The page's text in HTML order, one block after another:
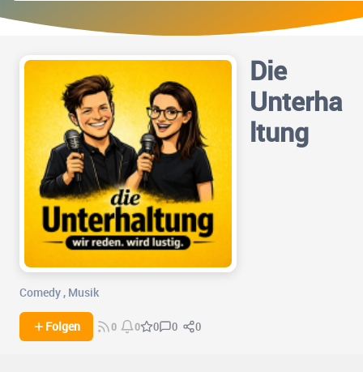
Die
Unterha
ltung
Comedy , Musik
Folgen 0 0 0 0 0